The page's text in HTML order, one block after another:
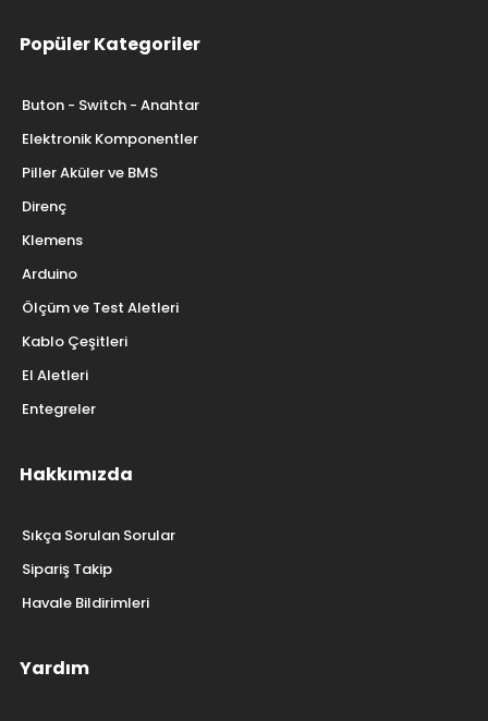
Popüler Kategoriler
Buton - Switch - Anahtar
Elektronik Komponentler
Piller Aküler ve BMS
Direnç
Klemens
Arduino
Ölçüm ve Test Aletleri
Kablo Çeşitleri
El Aletleri
Entegreler
Hakkımızda
Sıkça Sorulan Sorular
Sipariş Takip
Havale Bildirimleri
Yardım